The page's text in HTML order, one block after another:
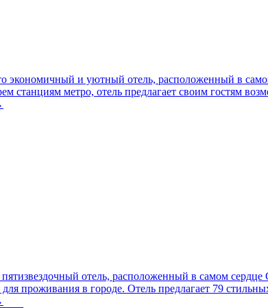
и уютный отель, расположенный в
станциям метро, отель предлагает своим гостям
отель, расположенный в самом
проживания в городе. Отель предлагает 79